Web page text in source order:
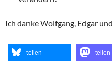
Ich danke Wolfgang, Edgar
teilen teilen